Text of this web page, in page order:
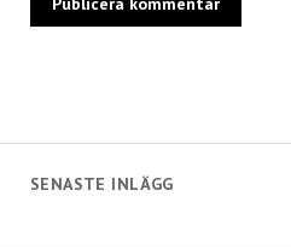
SENASTE INLÄGG